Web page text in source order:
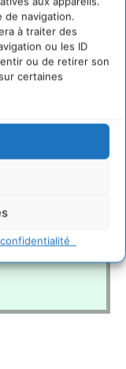
de navigation.
à traiter des
ou les ID
ou de retirer son
certaines